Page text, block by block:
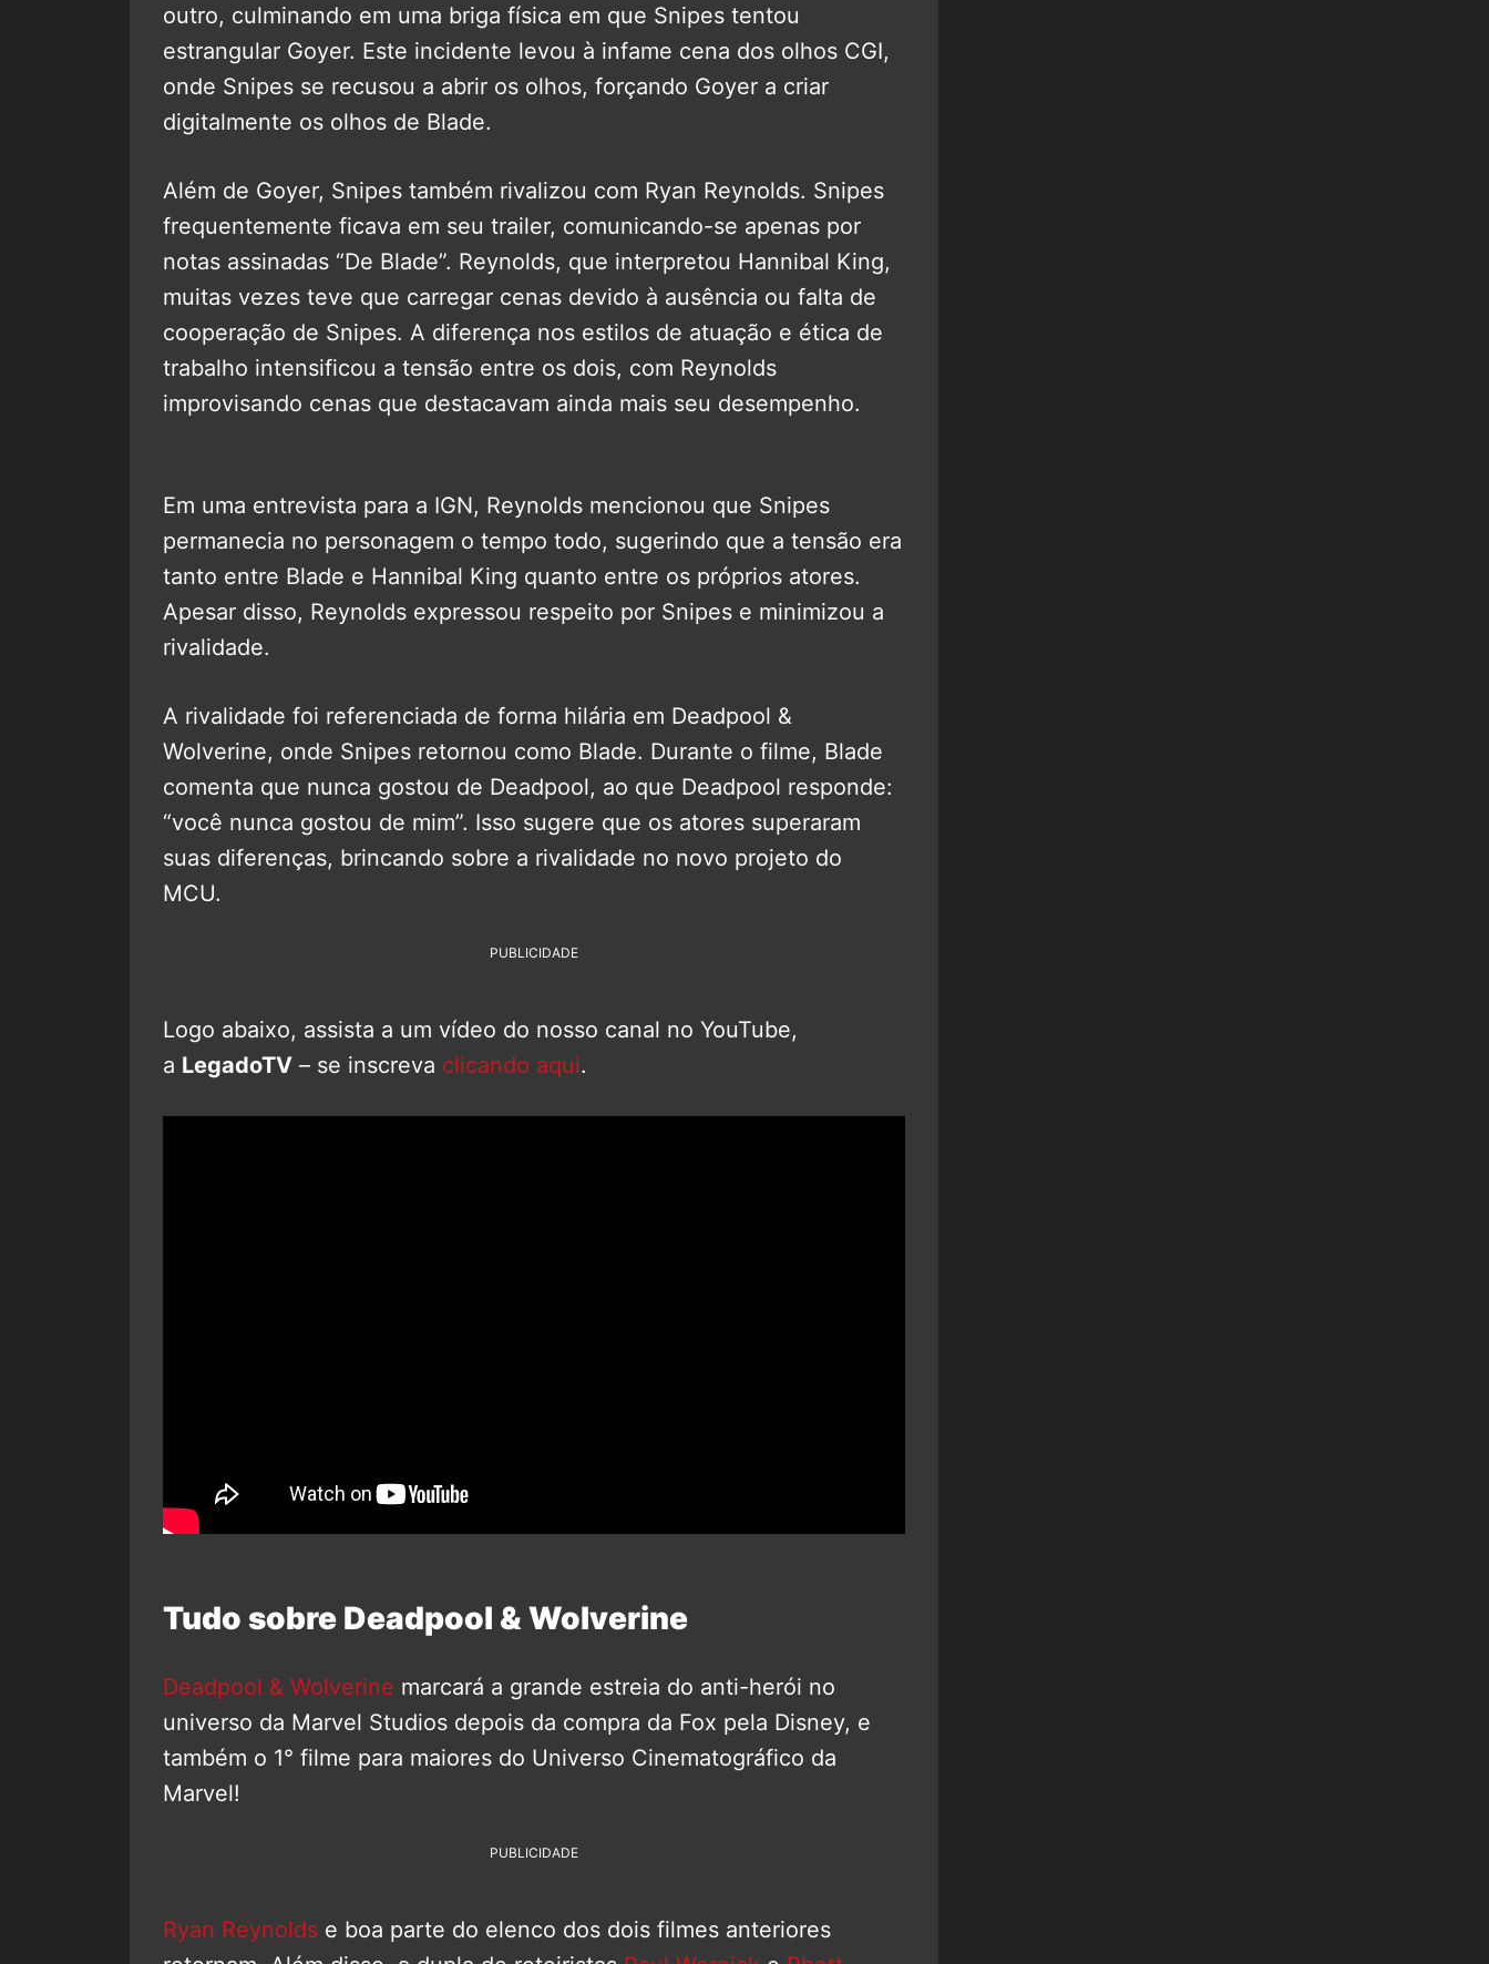
outro, culminando em uma briga física em que Snipes tentou
estrangular Goyer. Este incidente levou à infame cena dos olhos CGI,
onde Snipes se recusou a abrir os olhos, forçando Goyer a criar
digitalmente os olhos de Blade.
Além de Goyer, Snipes também rivalizou com Ryan Reynolds. Snipes
frequentemente ficava em seu trailer, comunicando-se apenas por
notas assinadas “De Blade”. Reynolds, que interpretou Hannibal King,
muitas vezes teve que carregar cenas devido à ausência ou falta de
cooperação de Snipes. A diferença nos estilos de atuação e ética de
trabalho intensificou a tensão entre os dois, com Reynolds
improvisando cenas que destacavam ainda mais seu desempenho.
Em uma entrevista para a IGN, Reynolds mencionou que Snipes
permanecia no personagem o tempo todo, sugerindo que a tensão era
tanto entre Blade e Hannibal King quanto entre os próprios atores.
Apesar disso, Reynolds expressou respeito por Snipes e minimizou a
rivalidade.
A rivalidade foi referenciada de forma hilária em Deadpool &
Wolverine, onde Snipes retornou como Blade. Durante o filme, Blade
comenta que nunca gostou de Deadpool, ao que Deadpool responde:
“você nunca gostou de mim”. Isso sugere que os atores superaram
suas diferenças, brincando sobre a rivalidade no novo projeto do
MCU.
PUBLICIDADE
Logo abaixo, assista a um vídeo do nosso canal no YouTube,
a LegadoTV – se inscreva clicando aqui.
Tudo sobre Deadpool & Wolverine
Deadpool & Wolverine marcará a grande estreia do anti-herói no
universo da Marvel Studios depois da compra da Fox pela Disney, e
também o 1° filme para maiores do Universo Cinematográfico da
Marvel!
PUBLICIDADE
Ryan Reynolds e boa parte do elenco dos dois filmes anteriores